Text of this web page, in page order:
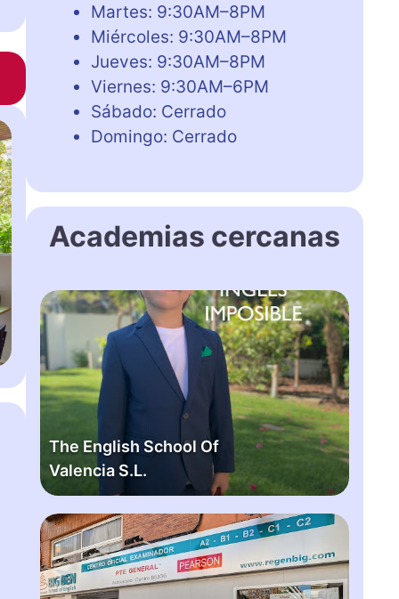
Martes: 9:30AM–8PM
Miércoles: 9:30AM–8PM
Jueves: 9:30AM–8PM
Viernes: 9:30AM–6PM
Sábado: Cerrado
Domingo: Cerrado
Academias cercanas
The English School Of
Valencia S.L.
T
h
E
n
g
h
S
c
h
o
B
i
g
b